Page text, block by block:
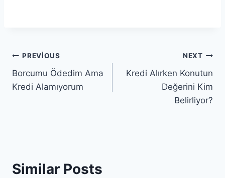
Yazı
gezinmesi
PREVIOUS
Borcumu Ödedim Ama
Kredi Alamıyorum
NEXT
Kredi Alırken Konutun
Değerini Kim
Belirliyor?
Similar Posts